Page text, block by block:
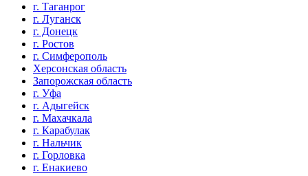
г. Таганрог
г. Луганск
г. Донецк
г. Ростов
г. Симферополь
Херсонская область
Запорожская область
г. Уфа
г. Адыгейск
г. Махачкала
г. Карабулак
г. Нальчик
г. Горловка
г. Енакиево